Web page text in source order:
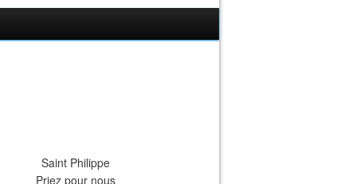
Saint Philippe
Priez pour nous